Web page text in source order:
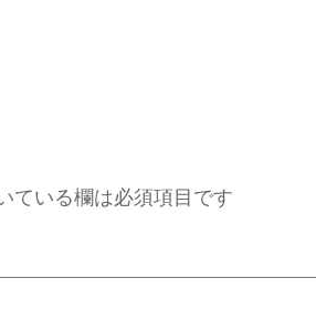
ている欄は必須項目です